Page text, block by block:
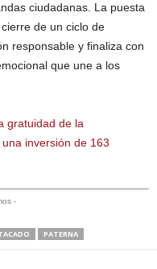
ciudadanas. La puesta
de un ciclo de
responsable y finaliza con
que une a los
gratuidad de la
inversión de 163
-
PATERNA